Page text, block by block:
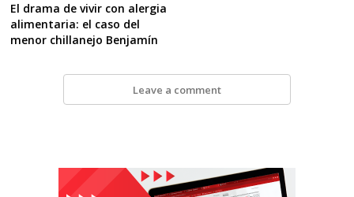
El drama de vivir con alergia
alimentaria: el caso del
menor chillanejo Benjamín
Leave a comment